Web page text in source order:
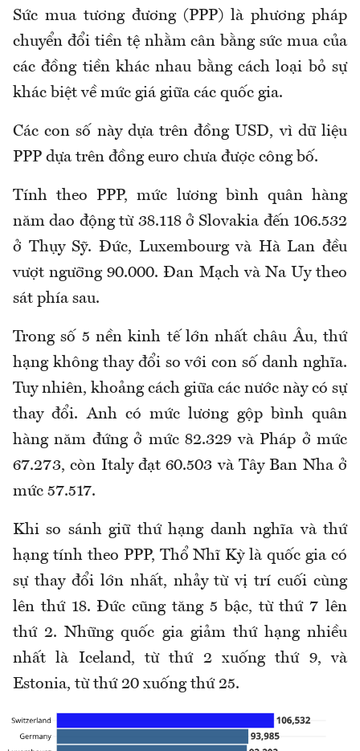
Sức mua tương đương (PPP) là phương pháp
chuyển đổi tiền tệ nhằm cân bằng sức mua của
các đồng tiền khác nhau bằng cách loại bỏ sự
khác biệt về mức giá giữa các quốc gia.
Các con số này dựa trên đồng USD, vì dữ liệu
PPP dựa trên đồng euro chưa được công bố.
Tính theo PPP, mức lương bình quân hàng
năm dao động từ 38.118 ở Slovakia đến 106.532
ở Thụy Sỹ. Đức, Luxembourg và Hà Lan đều
vượt ngưỡng 90.000. Đan Mạch và Na Uy theo
sát phía sau.
Trong số 5 nền kinh tế lớn nhất châu Âu, thứ
hạng không thay đổi so với con số danh nghĩa.
Tuy nhiên, khoảng cách giữa các nước này có sự
thay đổi. Anh có mức lương gộp bình quân
hàng năm đứng ở mức 82.329 và Pháp ở mức
67.273, còn Italy đạt 60.503 và Tây Ban Nha ở
mức 57.517.
Khi so sánh giữ thứ hạng danh nghĩa và thứ
hạng tính theo PPP, Thổ Nhĩ Kỳ là quốc gia có
sự thay đổi lớn nhất, nhảy từ vị trí cuối cùng
lên thứ 18. Đức cũng tăng 5 bậc, từ thứ 7 lên
thứ 2. Những quốc gia giảm thứ hạng nhiều
nhất là Iceland, từ thứ 2 xuống thứ 9, và
Estonia, từ thứ 20 xuống thứ 25.